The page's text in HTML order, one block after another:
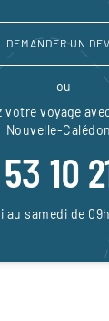
DEMANDER UN
ou
votre voyage
Nouvelle-
10
au samedi de